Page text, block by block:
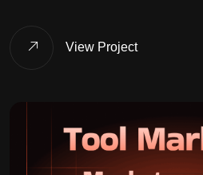
View Project